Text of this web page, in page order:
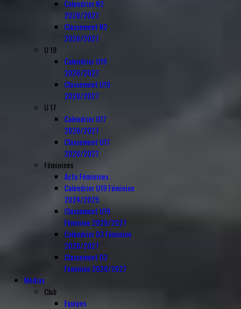
Calendrier N2
2026/2027
Classement N2
2026/2027
U 19
Calendrier U19
2026/2027
Classement U19
2026/2027
U 17
Calendrier U17
2026/2027
Classement U17
2026/2027
Féminines
Actu Féminines
Calendrier U19 Féminine
2024/2025
Classement U19
Féminine 2026/2027
Calendrier D3 Féminine
2026/2027
Classement D3
Féminine 2026/2027
Medias
Club
Equipes